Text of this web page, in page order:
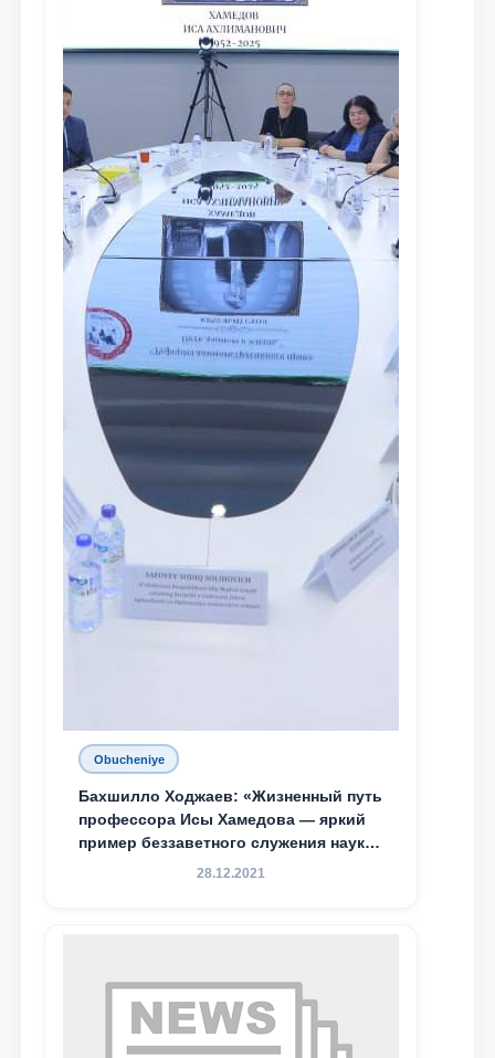
Obucheniye
Бахшилло Ходжаев: «Жизненный путь
профессора Исы Хамедова — яркий
пример беззаветного служения науке,
Родине и воспитанию молодого
28.12.2021